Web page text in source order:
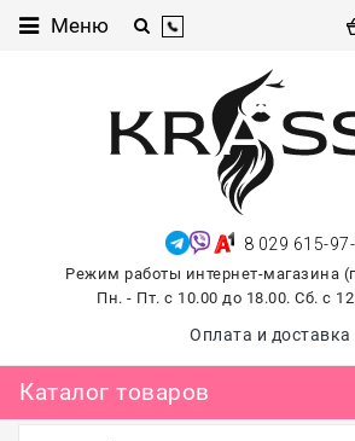
Меню
8 029 615-
Режим работы интернет-магазина
Пн. - Пт. с 10.00 до 18.00. Сб. с
Оплата и доставка
Каталог товаров
Каталог
и
педикюра